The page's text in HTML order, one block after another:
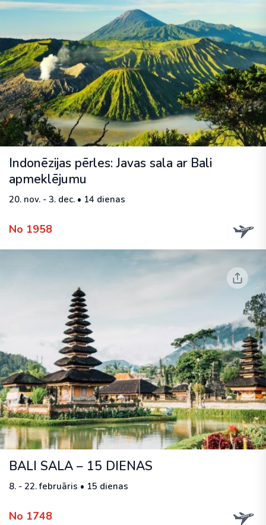
Indonēzijas pērles: Javas sala ar Bali
apmeklējumu
20. nov. - 3. dec. • 14 dienas
No 1958
BALI SALA – 15 DIENAS
8. - 22. februāris • 15 dienas
No 1748